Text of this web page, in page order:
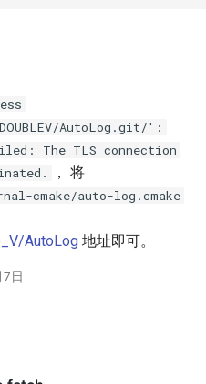
AutoLog.git/':
The TLS connection
， 将
cmake/auto-log.cmake
AutoLog 地址即可。
日